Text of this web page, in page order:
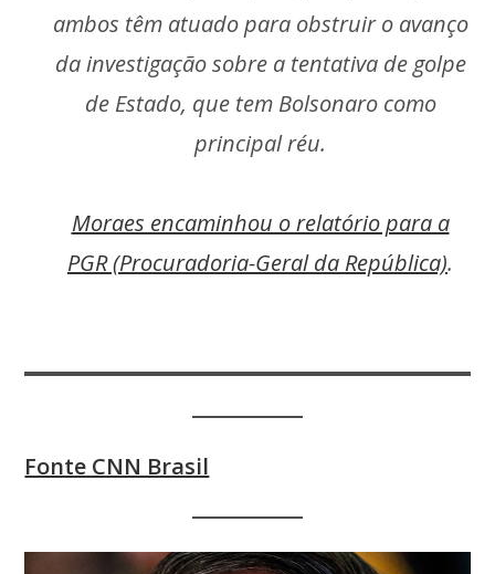
ambos têm atuado para obstruir o avanço
da investigação sobre a tentativa de golpe
de Estado, que tem Bolsonaro como
principal réu.
Moraes encaminhou o relatório para a
PGR (Procuradoria-Geral da República).
Fonte CNN Brasil